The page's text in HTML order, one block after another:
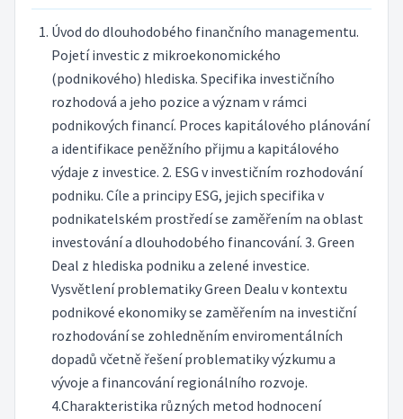
Úvod do dlouhodobého finančního managementu.
Pojetí investic z mikroekonomického
(podnikového) hlediska. Specifika investičního
rozhodová a jeho pozice a význam v rámci
podnikových financí. Proces kapitálového plánování
a identifikace peněžního přijmu a kapitálového
výdaje z investice. 2. ESG v investičním rozhodování
podniku. Cíle a principy ESG, jejich specifika v
podnikatelském prostředí se zaměřením na oblast
investování a dlouhodobého financování. 3. Green
Deal z hlediska podniku a zelené investice.
Vysvětlení problematiky Green Dealu v kontextu
podnikové ekonomiky se zaměřením na investiční
rozhodování se zohledněním enviromentálních
dopadů včetně řešení problematiky výzkumu a
vývoje a financování regionálního rozvoje.
4.Charakteristika různých metod hodnocení